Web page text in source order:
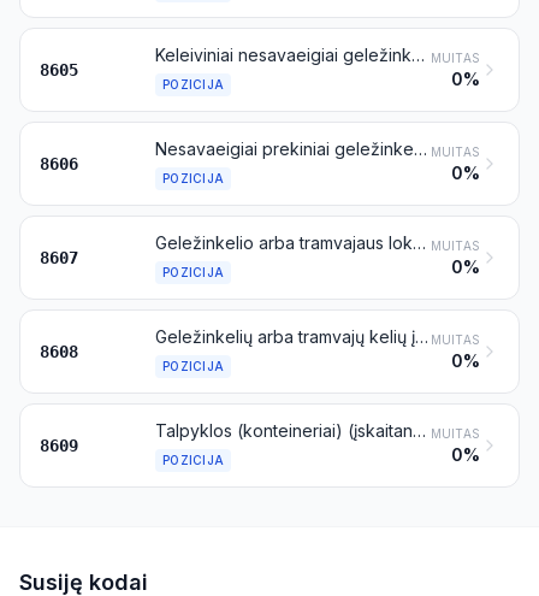
8605
Keleiviniai nesavaeigiai geležinkelio arba tramvajaus vagonai; bagažo vagonai, pašto vagonai ir kiti nesavaeigiai specialūs geležinkelio arba tramvajaus vagonai (išskyrus priskiriamus 8604 pozicijai)
POZICIJA
MUITAS
0%
8606
Nesavaeigiai prekiniai geležinkelio arba tramvajaus vagonai
POZICIJA
MUITAS
0%
8607
Geležinkelio arba tramvajaus lokomotyvų arba riedmenų dalys
POZICIJA
MUITAS
0%
8608
Geležinkelių arba tramvajų kelių įrenginiai ir įtaisai; mechaninė (įskaitant elektromechaninius) geležinkelių, tramvajų kelių, kelių, vidaus vandenų kelių, stovėjimo aikštelių, uostų arba oro uostų signalizacijos, saugos arba eismo valdymo įranga; jų dalys
POZICIJA
MUITAS
0%
8609
Talpyklos (konteineriai) (įskaitant talpyklas (konteinerius), skirtas skysčiams transportuoti), specialiai sukonstruotos ir pritaikytos gabenti vienos arba kelių rūšių transportu
POZICIJA
MUITAS
0%
Susiję kodai